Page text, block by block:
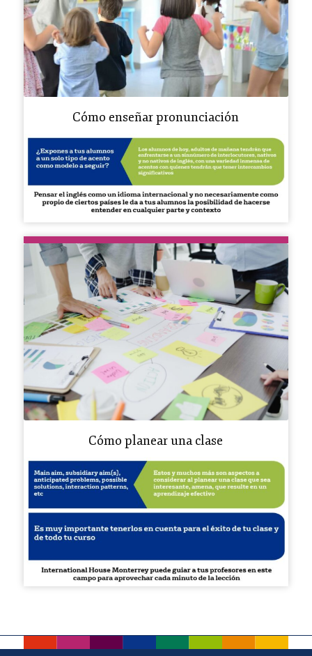
Cómo enseñar pronunciación
Cómo planear una clase